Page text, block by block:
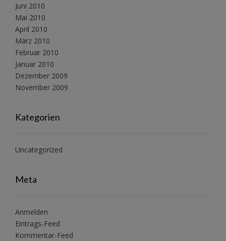
Juni 2010
Mai 2010
April 2010
März 2010
Februar 2010
Januar 2010
Dezember 2009
November 2009
Kategorien
Uncategorized
Meta
Anmelden
Eintrags-Feed
Kommentar-Feed